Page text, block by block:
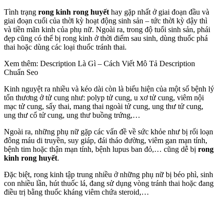
Tình trạng rong kinh rong huyết hay gặp nhất ở giai đoạn đầu và
giai đoạn cuối của thời kỳ hoạt động sinh sản – tức thời kỳ dậy thì
và tiền mãn kinh của phụ nữ. Ngoài ra, trong độ tuổi sinh sản, phái
đẹp cũng có thể bị rong kinh ở thời điểm sau sinh, dùng thuốc phá
thai hoặc dùng các loại thuốc tránh thai.
Xem thêm: Description Là Gì – Cách Viết Mô Tả Description
Chuẩn Seo
Kinh nguyệt ra nhiều và kéo dài còn là biểu hiện của một số bệnh lý
tổn thương ở tử cung như: polyp tử cung, u xơ tử cung, viêm nội
mạc tử cung, sẩy thai, mang thai ngoài tử cung, ung thư tử cung,
ung thư cổ tử cung, ung thư buồng trứng,…
Ngoài ra, những phụ nữ gặp các vấn đề về sức khỏe như bị rối loạn
đông máu di truyền, suy giáp, đái tháo đường, viêm gan mạn tính,
bệnh tim hoặc thận mạn tính, bệnh lupus ban đỏ,… cũng dễ bị rong
kinh rong huyết.
Đặc biệt, rong kinh tập trung nhiều ở những phụ nữ bị béo phì, sinh
con nhiều lần, hút thuốc lá, đang sử dụng vòng tránh thai hoặc đang
điều trị bằng thuốc kháng viêm chứa steroid,…